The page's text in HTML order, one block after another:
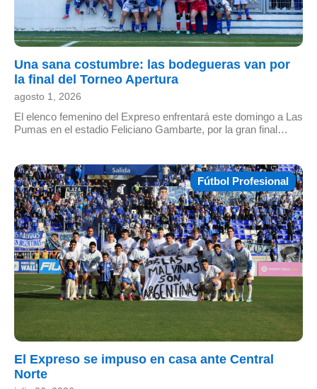
Una sana costumbre: las bodegueras van por
la final del Torneo Apertura
agosto 1, 2026
El elenco femenino del Expreso enfrentará este domingo a Las
Pumas en el estadio Feliciano Gambarte, por la gran final…
Fútbol Profesional
El Expreso se impuso en casa ante Central
Norte